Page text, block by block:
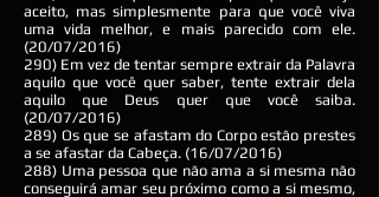
aceito, mas simplesmente para que você viva
uma vida melhor, e mais parecido com ele.
(20/07/2016)
290) Em vez de tentar sempre extrair da Palavra
aquilo que você quer saber, tente extrair dela
aquilo que Deus quer que você saiba.
(20/07/2016)
289) Os que se afastam do Corpo estão prestes
a se afastar da Cabeça. (16/07/2016)
288) Uma pessoa que não ama a si mesma não
conseguirá amar seu próximo como a si mesmo,